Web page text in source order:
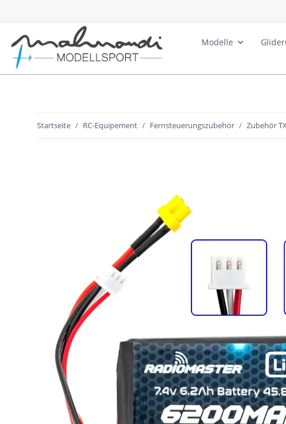
Modelle
Startseite RC-Equipement Fernsteuerungszubehör Zubehör